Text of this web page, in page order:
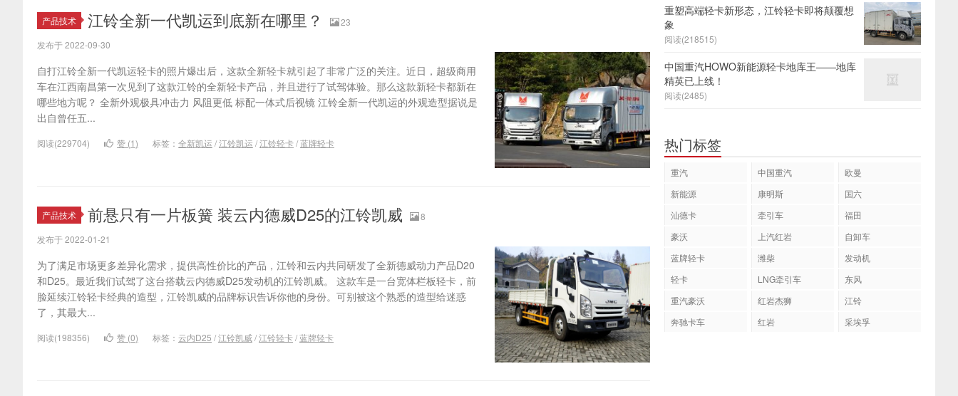
产品技术 江铃全新一代凯运到底新在哪里？
23
发布于 2022-09-30
自打江铃全新一代凯运轻卡的照片爆出后，这款全新轻卡就引起了非常广泛的关注。近日，超级商用
车在江西南昌第一次见到了这款江铃的全新轻卡产品，并且进行了试驾体验。那么这款新轻卡都新在
哪些地方呢？ 全新外观极具冲击力 风阻更低 标配一体式后视镜 江铃全新一代凯运的外观造型据说是
出自曾任五...
阅读(229704) 赞 (1) 标签： 全新凯运 /江铃凯运 /江铃轻卡/蓝牌轻卡
产品技术 前悬只有一片板簧 装云内德威D25的江铃凯威
8
发布于 2022-01-21
为了满足市场更多差异化需求，提供高性价比的产品，江铃和云内共同研发了全新德威动力产品D20
和D25。最近我们试驾了这台搭载云内德威D25发动机的江铃凯威。 这款车是一台宽体栏板轻卡，前
脸延续江铃轻卡经典的造型，江铃凯威的品牌标识告诉你他的身份。可别被这个熟悉的造型给迷惑
了，其最大...
阅读(198356) 赞 (0) 标签： 云内D25 /江铃凯威/江铃轻卡/蓝牌轻卡
重塑高端轻卡新形态，江铃轻卡即将颠覆想
象
阅读(218515)
中国重汽HOWO新能源轻卡地库王——地库
精英已上线！
阅读(2485)
热门标签
重汽 中国重汽
欧曼
新能源
康明斯
国六
汕德卡
牵引车
福田
豪沃
上汽红岩
自卸车
蓝牌轻卡
潍柴
发动机
轻卡
LNG牵引车
东风
重汽豪沃
红岩杰狮
江铃
奔驰卡车
红岩 采埃孚